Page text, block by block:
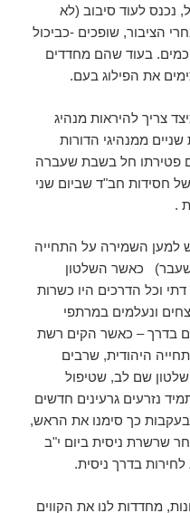
נכנס לעוד סיבוב (לא
הציבור, שופכים -כביכול
כמים. בעוד שהם מחדדים
את הפילוג בעם.
צריך להיראות מנהיג
ממנהיגי הדורות
פטירתו חל בשבת שעברה
חסידות חב"ד שביום שני
.
למען השמירה על התחייה
כאשר השלטון
וכל הדרכים היו כשרות
ונעלמים במרתפי
בדרך – כאשר הקים רשת
היהודית, שרבים
שם לב, שטיפול
נזרעים גרעינים חדשים
כך סימנו את הראש,
שרשרת ניסית ביום י"ב
בדרך ניסית.
מחדדות לנו את הקווים